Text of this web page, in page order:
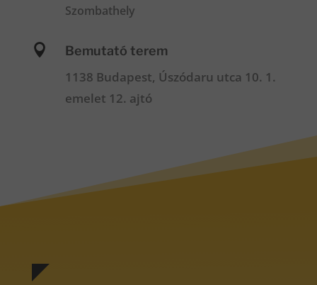
Szombathely
 Bemutató terem
1138 Budapest, Úszódaru utca 10. 1.
emelet 12. ajtó